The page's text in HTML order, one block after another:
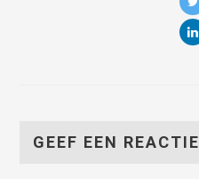
GEEF EEN REACTIE